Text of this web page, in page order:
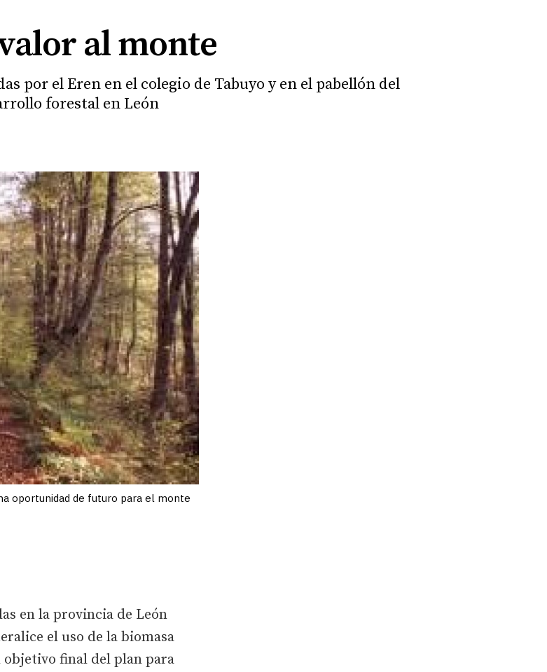
al monte
por el Eren en el colegio de Tabuyo y en el pabellón del
forestal en León
oportunidad de futuro para el monte
en la provincia de León
el uso de la biomasa
objetivo final del plan para